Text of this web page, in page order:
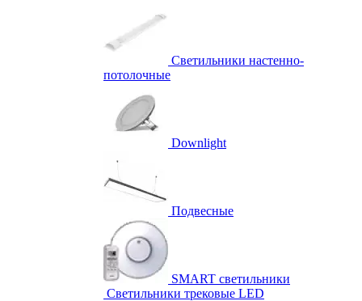
Светильники настенно-
потолочные
Downlight
Подвесные
SMART светильники
Светильники трековые LED